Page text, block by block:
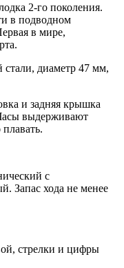
2-го поколения.
в подводном
в мире,
диаметр 47 мм,
и задняя крышка
выдерживают
с
Запас хода не менее
стрелки и цифры